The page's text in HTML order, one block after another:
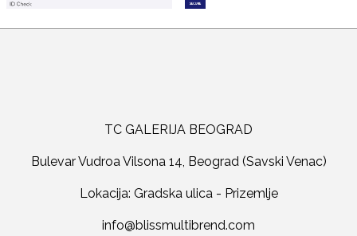
TC GALERIJA BEOGRAD
Bulevar Vudroa Vilsona 14, Beograd (Savski Venac)
Lokacija: Gradska ulica - Prizemlje